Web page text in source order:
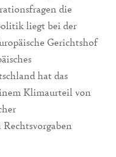
die
liegt bei der
Gerichtshof
hat das
Klimaurteil von